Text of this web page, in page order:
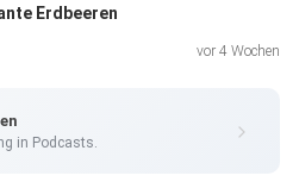
Erdbeeren
vor 4 Wochen
in Podcasts.